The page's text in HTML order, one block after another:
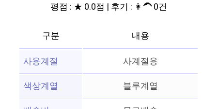
평점 : ★ 0.0점 | 후기 : 👩‍🦱 0건
구분
내용
사용계절
사계절용
색상계열
블루계열